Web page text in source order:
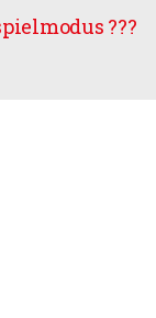
???